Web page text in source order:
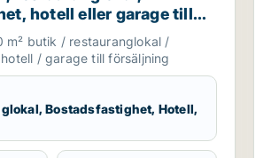
hotell eller garage till
län
butik / restauranglokal /
/ garage till försäljning
Bostadsfastighet, Hotell,